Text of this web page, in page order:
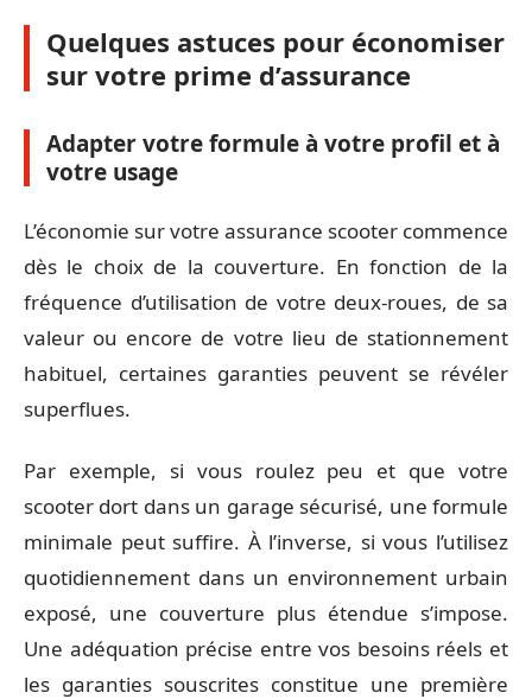
Quelques astuces pour économiser
sur votre prime d’assurance
Adapter votre formule à votre profil et à
votre usage
L’économie sur votre assurance scooter commence
dès le choix de la couverture. En fonction de la
fréquence d’utilisation de votre deux-roues, de sa
valeur ou encore de votre lieu de stationnement
habituel, certaines garanties peuvent se révéler
superflues.
Par exemple, si vous roulez peu et que votre
scooter dort dans un garage sécurisé, une formule
minimale peut suffire. À l’inverse, si vous l’utilisez
quotidiennement dans un environnement urbain
exposé, une couverture plus étendue s’impose.
Une adéquation précise entre vos besoins réels et
les garanties souscrites constitue une première